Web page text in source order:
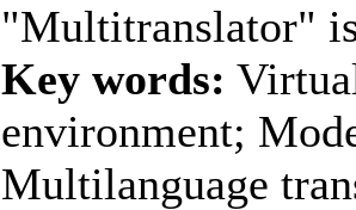
"Multitranslator"
Key words:
environment;
Multilanguage